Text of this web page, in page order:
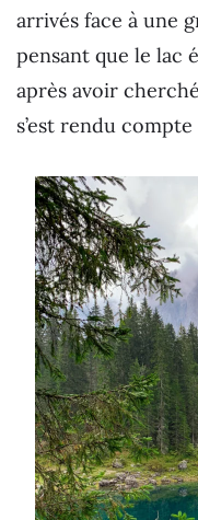
arrivés face à une
pensant que le lac
après avoir
s’est rendu